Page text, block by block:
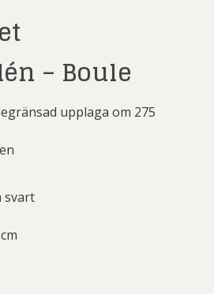
– Boule
upplaga om 275
svart